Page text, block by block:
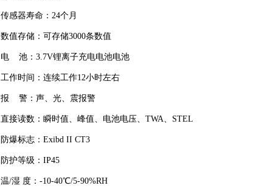
传感器寿命：24个月
数值存储：可存储3000条数值
电 池：3.7V锂离子充电电池电池
工作时间：连续工作12小时左右
报 警：声、光、震报警
直接读数：瞬时值、峰值、电池电压、TWA、STEL
防爆标志：Exibd II CT3
防护等级：IP45
温/湿 度：-10-40℃/5-90%RH